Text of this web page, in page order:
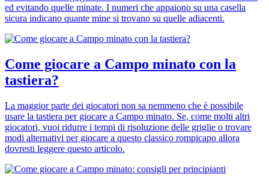
ed evitando quelle minate. I numeri che appaiono su una casella
sicura indicano quante mine si trovano su quelle adiacenti.
Come giocare a Campo minato con la
tastiera?
La maggior parte dei giocatori non sa nemmeno che è possibile
usare la tastiera per giocare a Campo minato. Se, come molti altri
giocatori, vuoi ridurre i tempi di risoluzione delle griglie o trovare
modi alternativi per giocare a questo classico rompicapo allora
dovresti leggere questo articolo.